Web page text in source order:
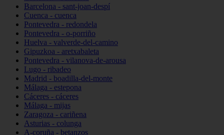
Barcelona - sant-joan-despí
Cuenca - cuenca
Pontevedra - redondela
Pontevedra - o-porriño
Huelva - valverde-del-camino
Gipuzkoa - aretxabaleta
Pontevedra - vilanova-de-arousa
Lugo - ribadeo
Madrid - boadilla-del-monte
Málaga - estepona
Cáceres - cáceres
Málaga - mijas
Zaragoza - cariñena
Asturias - colunga
A-coruña - betanzos